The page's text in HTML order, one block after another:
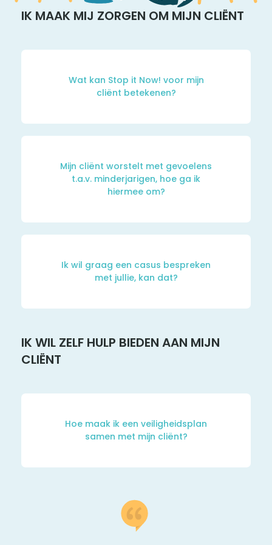
IK MAAK MIJ ZORGEN OM MIJN CLIËNT
Wat kan Stop it Now! voor mijn
cliënt betekenen?
Mijn cliënt worstelt met gevoelens
t.a.v. minderjarigen, hoe ga ik
hiermee om?
Ik wil graag een casus bespreken
met jullie, kan dat?
IK WIL ZELF HULP BIEDEN AAN MIJN
CLIËNT
Hoe maak ik een veiligheidsplan
samen met mijn cliënt?